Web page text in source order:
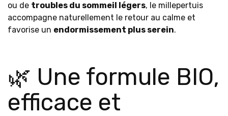
ou de troubles du sommeil légers, le millepertuis
accompagne naturellement le retour au calme et
favorise un endormissement plus serein.
🌿 Une formule BIO,
efficace et